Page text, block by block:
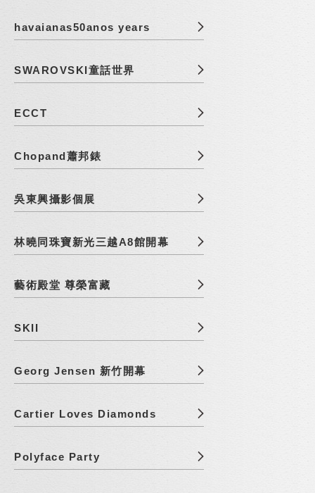
havaianas50anos years
SWAROVSKI童話世界
ECCT
Chopand蕭邦錶
吳東興攝影個展
林曉同珠寶新光三越A8館開幕
藝術殿堂 尊榮富藏
SKII
Georg Jensen 新竹開幕
Cartier Loves Diamonds
Polyface Party